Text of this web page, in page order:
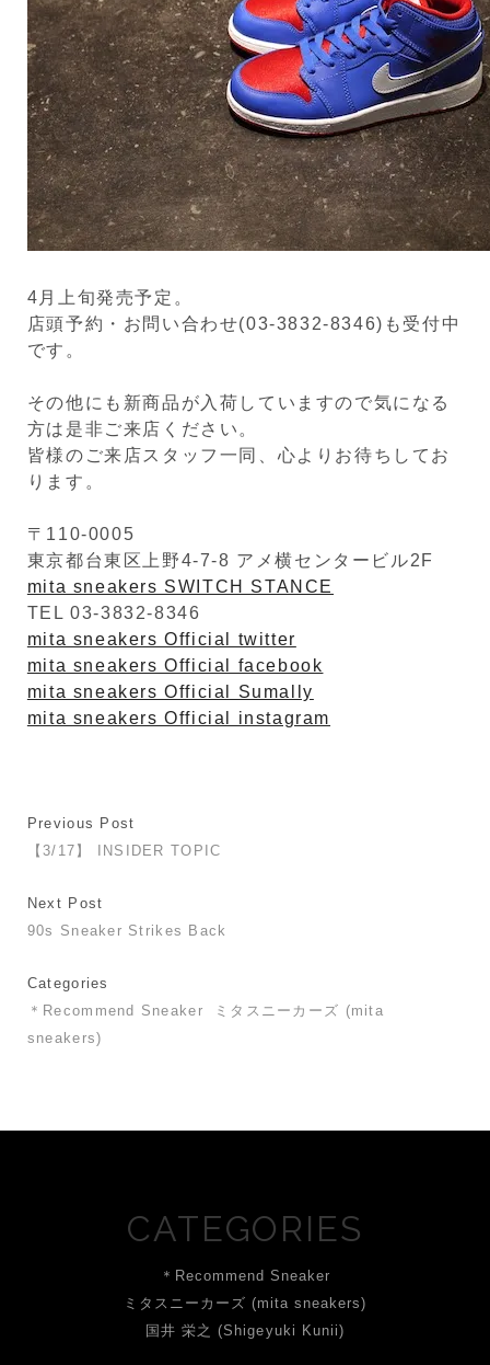
4月上旬発売予定。
店頭予約・お問い合わせ(03-3832-8346)も受付中
です。
その他にも新商品が入荷していますので気になる
方は是非ご来店ください。
皆様のご来店スタッフ一同、心よりお待ちしてお
ります。
〒110-0005
東京都台東区上野4-7-8 アメ横センタービル2F
mita sneakers SWITCH STANCE
TEL 03-3832-8346
mita sneakers Official twitter
mita sneakers Official facebook
mita sneakers Official Sumally
mita sneakers Official instagram
Previous Post
【3/17】 INSIDER TOPIC
Next Post
90s Sneaker Strikes Back
Categories
＊Recommend Sneaker
ミタスニーカーズ (mita
sneakers)
CATEGORIES
＊Recommend Sneaker
ミタスニーカーズ (mita sneakers)
国井 栄之 (Shigeyuki Kunii)